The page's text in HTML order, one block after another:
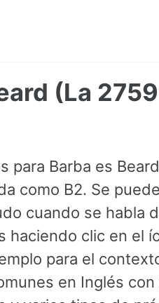
(La
para Barba es
como B2. Se
cuando se habla
haciendo clic en el
para el
en Inglés